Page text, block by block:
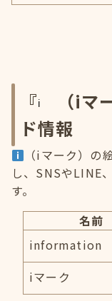
『
（iマ
ド情報
（iマーク）の
し、SNSやLINE
す。
名前
information
iマーク